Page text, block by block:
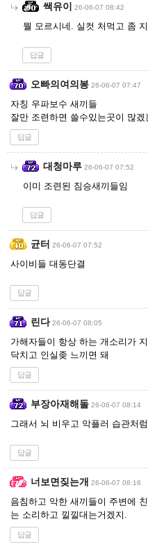
쌕유이 26-06-07 08:42
뭘 모르시네. 실컷 처먹고 좀
답글
오빠의여의봉 26-06-07 07:47
자칭 우파보수 새끼들
잘만 조련하면 쓸수있는곳이 많겠
답글
대청마루 26-06-07 07:52
이미 조련된 짐승새끼들임
답글
균터 26-06-07 07:52
사이비들 대동단결
답글
린다 26-06-07 08:05
가해자들이 항상 하는 개소리가
닥치고 인실좆 느끼면 돼
답글
부장아재해돌 26-06-07 08:14
그래서 뇌 비우고 악플러 습관처
답글
너보면짖는개 26-06-07 08:16
음침하고 악한 새끼들이 주변에
는 소리하고 낄낄대는거겠지.
답글